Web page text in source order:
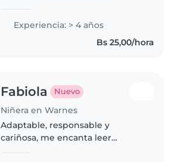
de experiencia con preescolares
y escolares, manejo
manualidades y actividades
Experiencia: > 4 años
Bs 25,00/hora
Fabiola Nuevo
Niñera en Warnes
Adaptable, responsable y
cariñosa, me encanta leer